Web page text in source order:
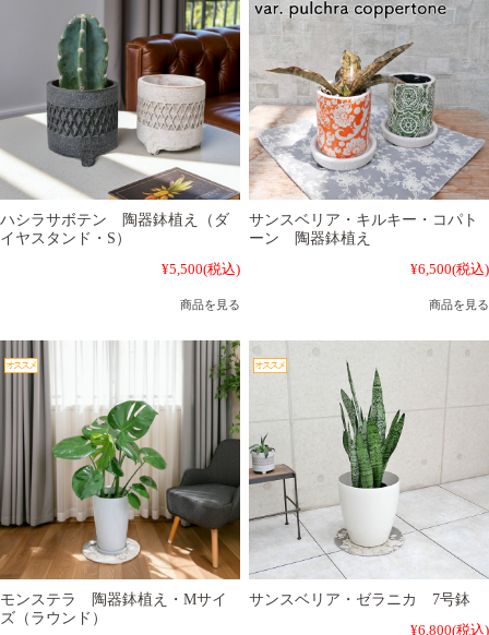
ハシラサボテン 陶器鉢植え（ダ
イヤスタンド・S）
¥5,500(税込)
商品を見る
サンスベリア・キルキー・コパト
ーン 陶器鉢植え
¥6,500(税込)
商品を見る
モンステラ 陶器鉢植え・Mサイ
ズ（ラウンド）
サンスベリア・ゼラニカ 7号鉢
¥6,800(税込)